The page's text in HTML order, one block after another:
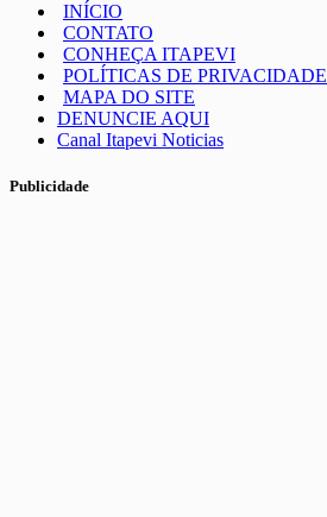
INÍCIO
CONTATO
CONHEÇA ITAPEVI
POLÍTICAS DE PRIVACIDADE
MAPA DO SITE
DENUNCIE AQUI
Canal Itapevi Noticias
Publicidade